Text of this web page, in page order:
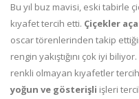
Bu yıl buz mavisi, eski tabirle
kıyafet tercih etti. Çiçekler
oscar törenlerinden takip
rengin yakıştığını çok iyi
renkli olmayan kıyafetler
yoğun ve gösterişli işleri